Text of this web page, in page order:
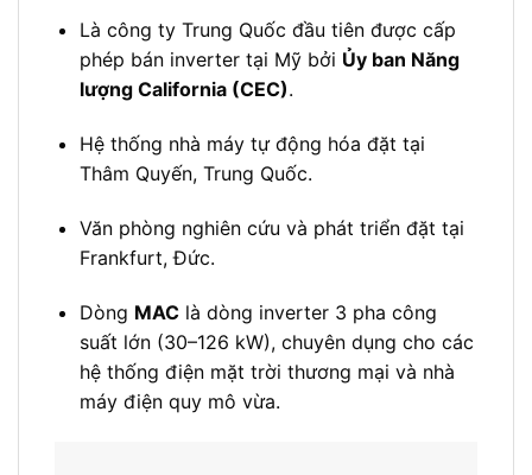
Là công ty Trung Quốc đầu tiên được cấp
phép bán inverter tại Mỹ bởi Ủy ban Năng
lượng California (CEC).
Hệ thống nhà máy tự động hóa đặt tại
Thâm Quyến, Trung Quốc.
Văn phòng nghiên cứu và phát triển đặt tại
Frankfurt, Đức.
Dòng MAClà dòng inverter 3 pha công
suất lớn (30–126 kW), chuyên dụng cho các
hệ thống điện mặt trời thương mại và nhà
máy điện quy mô vừa.